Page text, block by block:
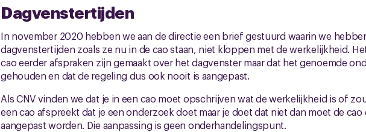
Dagvenstertijden
In november 2020 hebben we aan de directie een brief gestuurd waarin we
dagvenstertijden zoals ze nu in de cao staan, niet kloppen met de werkelijkheid.
cao eerder afspraken zijn gemaakt over het dagvenster maar dat het genoemde
gehouden en dat de regeling dus ook nooit is aangepast.
Als CNV vinden we dat je in een cao moet opschrijven wat de werkelijkheid is of
een cao afspreekt dat je een onderzoek doet maar je doet dat niet dan moet de
aangepast worden. Die aanpassing is geen onderhandelingspunt.